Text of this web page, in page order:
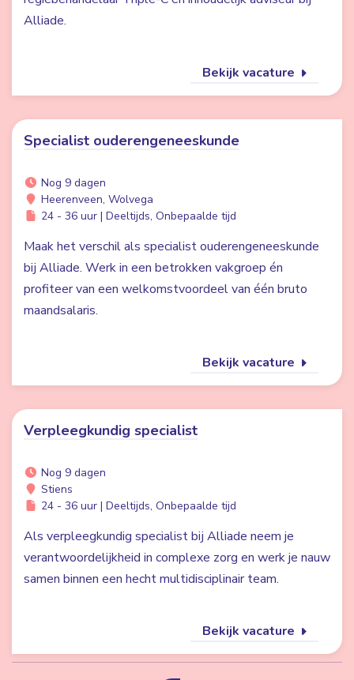
Alliade.
Bekijk vacature
Specialist ouderengeneeskunde
Nog 9 dagen
Heerenveen, Wolvega
24 - 36 uur | Deeltijds, Onbepaalde tijd
Maak het verschil als specialist ouderengeneeskunde
bij Alliade. Werk in een betrokken vakgroep én
profiteer van een welkomstvoordeel van één bruto
maandsalaris.
Bekijk vacature
Verpleegkundig specialist
Nog 9 dagen
Stiens
24 - 36 uur | Deeltijds, Onbepaalde tijd
Als verpleegkundig specialist bij Alliade neem je
verantwoordelijkheid in complexe zorg en werk je nauw
samen binnen een hecht multidisciplinair team.
Bekijk vacature